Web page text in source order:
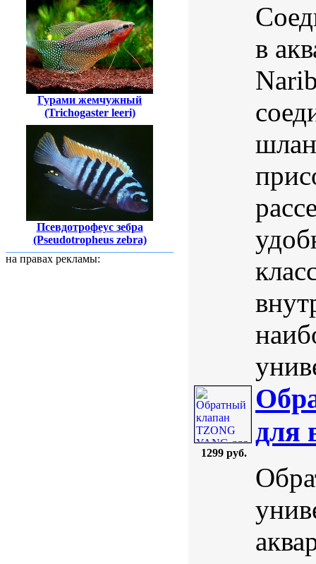
Гурами жемчужный
(Trichogaster leeri)
Псевдотрофеус зебра
(Pseudotropheus zebra)
на правах рекламы:
в
1299 руб.
для